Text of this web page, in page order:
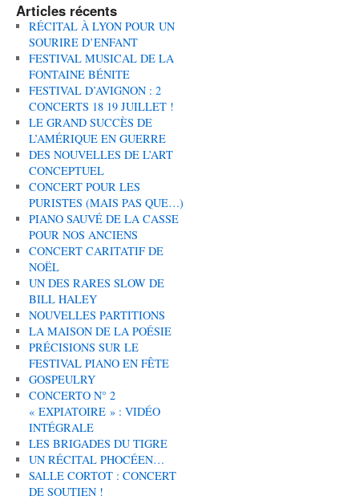
Articles récents
RÉCITAL À LYON POUR UN
SOURIRE D’ENFANT
FESTIVAL MUSICAL DE LA
FONTAINE BÉNITE
FESTIVAL D’AVIGNON : 2
CONCERTS 18 19 JUILLET !
LE GRAND SUCCÈS DE
L’AMÉRIQUE EN GUERRE
DES NOUVELLES DE L’ART
CONCEPTUEL
CONCERT POUR LES
PURISTES (MAIS PAS QUE…)
PIANO SAUVÉ DE LA CASSE
POUR NOS ANCIENS
CONCERT CARITATIF DE
NOËL
UN DES RARES SLOW DE
BILL HALEY
NOUVELLES PARTITIONS
LA MAISON DE LA POÉSIE
PRÉCISIONS SUR LE
FESTIVAL PIANO EN FÊTE
GOSPEULRY
CONCERTO N° 2
« EXPIATOIRE » : VIDÉO
INTÉGRALE
LES BRIGADES DU TIGRE
UN RÉCITAL PHOCÉEN…
SALLE CORTOT : CONCERT
DE SOUTIEN !